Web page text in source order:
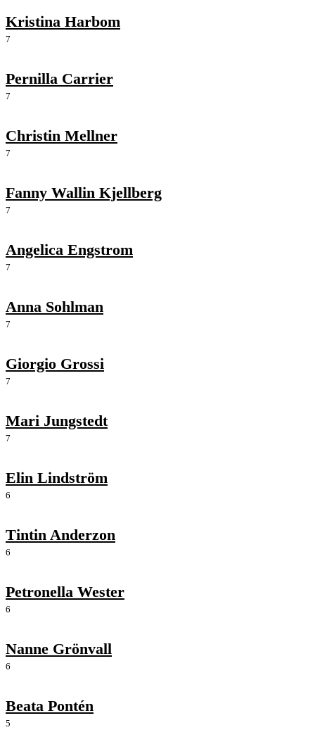
Kristina Harbom
7
Pernilla Carrier
7
Christin Mellner
7
Fanny Wallin Kjellberg
7
Angelica Engstrom
7
Anna Sohlman
7
Giorgio Grossi
7
Mari Jungstedt
7
Elin Lindström
6
Tintin Anderzon
6
Petronella Wester
6
Nanne Grönvall
6
Beata Pontén
5